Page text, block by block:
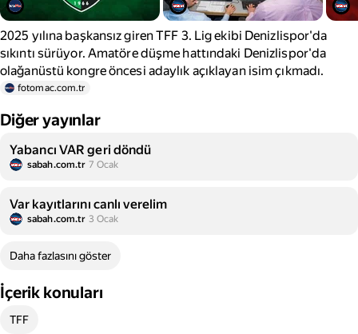
2025 yılına başkansız giren TFF 3. Lig ekibi Denizlispor'da
sıkıntı sürüyor. Amatöre düşme hattındaki Denizlispor'da
olağanüstü kongre öncesi adaylık açıklayan isim çıkmadı.
fotomac.com.tr
Diğer yayınlar
Yabancı VAR geri döndü
sabah.com.tr 7 Ocak
Var kayıtlarını canlı verelim
sabah.com.tr 3 Ocak
Daha fazlasını göster
İçerik konuları
TFF